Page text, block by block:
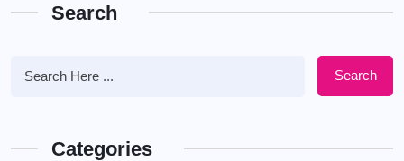
Search
Search
Categories